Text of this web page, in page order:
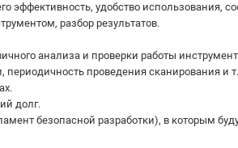
эффективность, удобство использования,
разбор результатов.
анализа и проверки работы
периодичность проведения сканирования и
долг.
безопасной разработки), в которым